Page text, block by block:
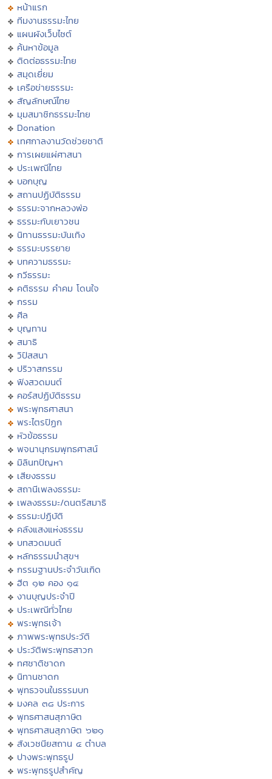
หน้าแรก
ทีมงานธรรมะไทย
แผนผังเว็บไซต์
ค้นหาข้อมูล
ติดต่อธรรมะไทย
สมุดเยี่ยม
เครือข่ายธรรมะ
สัญลักษณ์ไทย
มุมสมาชิกธรรมะไทย
Donation
เทศกาลงานวัดช่วยชาติ
การเผยแผ่ศาสนา
ประเพณีไทย
บอกบุญ
สถานปฏิบัติธรรม
ธรรมะจากหลวงพ่อ
ธรรมะกับเยาวชน
นิทานธรรมะบันเทิง
ธรรมะบรรยาย
บทความธรรมะ
กวีธรรมะ
คติธรรม คำคม โดนใจ
กรรม
ศีล
บุญทาน
สมาธิ
วิปัสสนา
ปริวาสกรรม
ฟังสวดมนต์
คอร์สปฏิบัติธรรม
พระพุทธศาสนา
พระไตรปิฏก
หัวข้อธรรม
พจนานุกรมพุทธศาสน์
มิลินทปัญหา
เสียงธรรม
สถานีเพลงธรรมะ
เพลงธรรมะ/ดนตรีสมาธิ
ธรรมะปฏิบัติ
คลังแสงแห่งธรรม
บทสวดมนต์
หลักธรรมนำสุขฯ
กรรมฐานประจำวันเกิด
ฮีต ๑๒ คอง ๑๔
งานบุญประจำปี
ประเพณีทั่วไทย
พระพุทธเจ้า
ภาพพระพุทธประวัติ
ประวัติพระพุทธสาวก
ทศชาติชาดก
นิทานชาดก
พุทธวจนในธรรมบท
มงคล ๓๘ ประการ
พุทธศาสนสุภาษิต
พุทธศาสนสุภาษิต ๖๒๑
สังเวชนียสถาน ๔ ตำบล
ปางพระพุทธรูป
พระพุทธรูปสำคัญ